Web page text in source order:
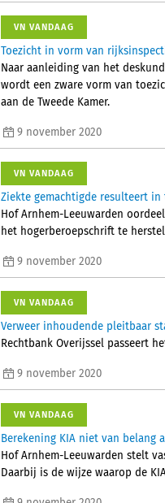
VN VANDAAG
Toezicht in vorm van
Naar aanleiding van het
wordt een zware vorm van
aan de Tweede Kamer.
9 november 2020
VN VANDAAG
Ziekte gemachtigde resulteert
Hof Arnhem-Leeuwarden
het hogerberoepschrift te
9 november 2020
VN VANDAAG
Verweer inhoudende pleitbaar
Rechtbank Overijssel passeert
9 november 2020
VN VANDAAG
Berekening KIA niet van belang
Hof Arnhem-Leeuwarden stelt
Daarbij is de wijze waarop de